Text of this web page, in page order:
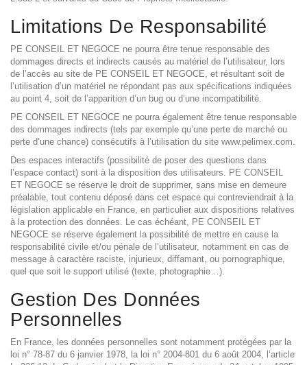
Limitations De Responsabilité
PE CONSEIL ET NEGOCE ne pourra être tenue responsable des
dommages directs et indirects causés au matériel de l’utilisateur, lors
de l’accès au site de PE CONSEIL ET NEGOCE, et résultant soit de
l’utilisation d’un matériel ne répondant pas aux spécifications indiquées
au point 4, soit de l’apparition d’un bug ou d’une incompatibilité.
PE CONSEIL ET NEGOCE ne pourra également être tenue responsable
des dommages indirects (tels par exemple qu’une perte de marché ou
perte d’une chance) consécutifs à l’utilisation du site www.pelimex.com.
Des espaces interactifs (possibilité de poser des questions dans
l’espace contact) sont à la disposition des utilisateurs. PE CONSEIL
ET NEGOCE se réserve le droit de supprimer, sans mise en demeure
préalable, tout contenu déposé dans cet espace qui contreviendrait à la
législation applicable en France, en particulier aux dispositions relatives
à la protection des données. Le cas échéant, PE CONSEIL ET
NEGOCE se réserve également la possibilité de mettre en cause la
responsabilité civile et/ou pénale de l’utilisateur, notamment en cas de
message à caractère raciste, injurieux, diffamant, ou pornographique,
quel que soit le support utilisé (texte, photographie…).
Gestion Des Données
Personnelles
En France, les données personnelles sont notamment protégées par la
loi n° 78-87 du 6 janvier 1978, la loi n° 2004-801 du 6 août 2004, l’article